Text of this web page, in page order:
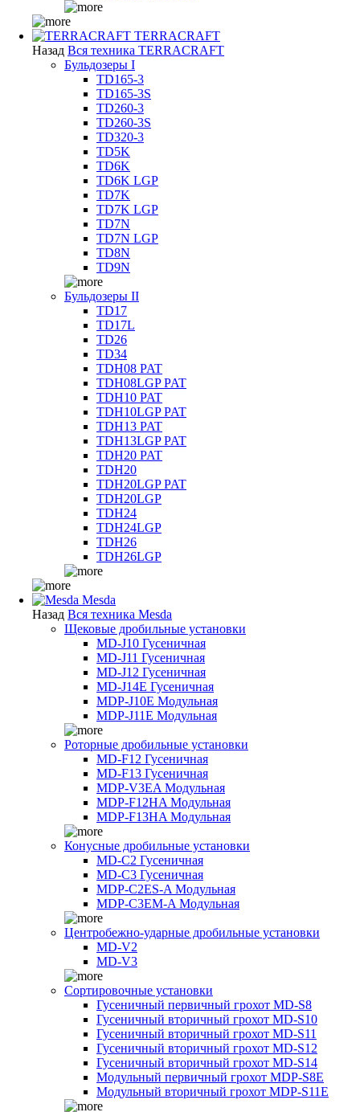
TERRACRAFT
Назад Вся техника TERRACRAFT
Бульдозеры I
TD165-3
TD165-3S
TD260-3
TD260-3S
TD320-3
TD5K
TD6K
TD6K LGP
TD7K
TD7K LGP
TD7N
TD7N LGP
TD8N
TD9N
Бульдозеры II
TD17
TD17L
TD26
TD34
TDH08 PAT
TDH08LGP PAT
TDH10 PAT
TDH10LGP PAT
TDH13 PAT
TDH13LGP PAT
TDH20 PAT
TDH20
TDH20LGP PAT
TDH20LGP
TDH24
TDH24LGP
TDH26
TDH26LGP
Mesda
Назад Вся техника Mesda
Щековые дробильные установки
MD-J10 Гусеничная
MD-J11 Гусеничная
MD-J12 Гусеничная
MD-J14E Гусеничная
MDP-J10E Модульная
MDP-J11E Модульная
Роторные дробильные установки
MD-F12 Гусеничная
MD-F13 Гусеничная
MDP-V3EA Модульная
MDP-F12HA Модульная
MDP-F13HA Модульная
Конусные дробильные установки
MD-C2 Гусеничная
MD-C3 Гусеничная
MDP-C2ES-A Модульная
MDP-C3EM-A Модульная
Центробежно-ударные дробильные установки
MD-V2
MD-V3
Сортировочные установки
Гусеничный первичный грохот MD-S8
Гусеничный вторичный грохот MD-S10
Гусеничный вторичный грохот MD-S11
Гусеничный вторичный грохот MD-S12
Гусеничный вторичный грохот MD-S14
Модульный первичный грохот MDP-S8E
Модульный вторичный грохот MDP-S11E